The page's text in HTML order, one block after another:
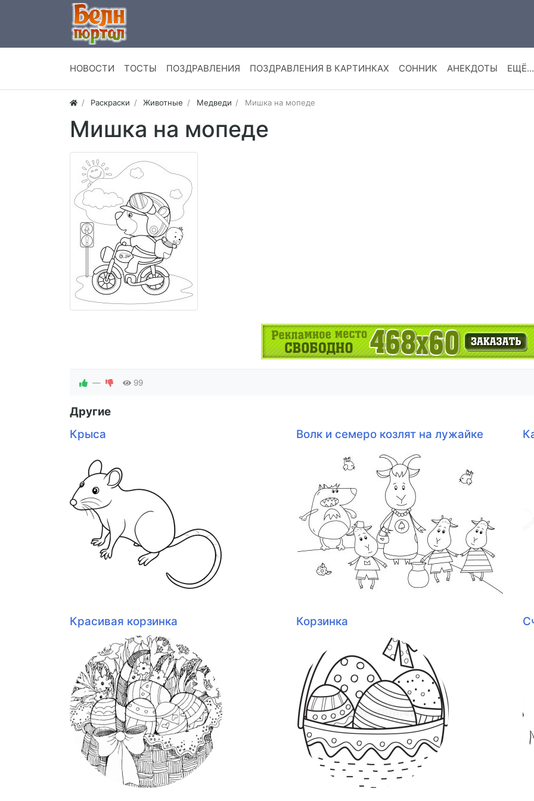
НОВОСТИ ТОСТЫ ПОЗДРАВЛЕНИЯ ПОЗДРАВЛЕНИЯ В КАРТИНКАХ СОННИК АНЕКДОТЫ ЕЩЁ…
Раскраски Животные Медведи Мишка на мопеде
Мишка на мопеде
— 99
Другие
Крыса
Волк и семеро козлят на лужайке
Красивая корзинка Корзинка